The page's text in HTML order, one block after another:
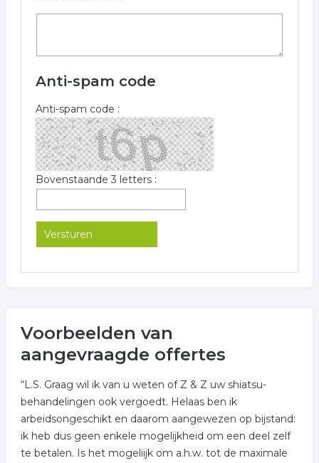
Anti-spam code
Anti-spam code :
Bovenstaande 3 letters :
Voorbeelden van
aangevraagde offertes
“L.S. Graag wil ik van u weten of Z & Z uw shiatsu-
behandelingen ook vergoedt. Helaas ben ik
arbeidsongeschikt en daarom aangewezen op bijstand:
ik heb dus geen enkele mogelijkheid om een deel zelf
te betalen. Is het mogeliijk om a.h.w. tot de maximale